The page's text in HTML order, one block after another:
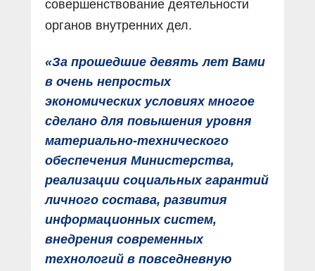
совершенствование деятельности
органов внутренних дел.
«За прошедшие девять лет Вами
в очень непростых
экономических условиях многое
сделано для повышения уровня
материально-технического
обеспечения Министерства,
реализации социальных гарантий
личного состава, развития
информационных систем,
внедрения современных
технологий в повседневную